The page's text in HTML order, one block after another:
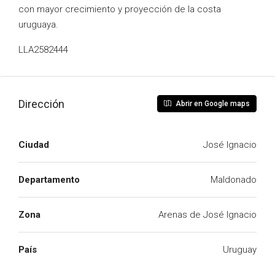
con mayor crecimiento y proyección de la costa
uruguaya.
LLA2582444
Dirección Abrir en Google maps
Ciudad José Ignacio
Departamento Maldonado
Zona Arenas de José Ignacio
País Uruguay